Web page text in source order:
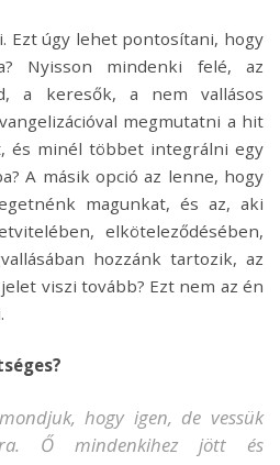
Ezt úgy lehet pontosítani, hogy
Nyisson mindenki felé, az
a keresők, a nem vallásos
megmutatni a hit
és minél többet integrálni egy
A másik opció az lenne, hogy
magunkat, és az, aki
elköteleződésében,
hozzánk tartozik, az
viszi tovább? Ezt nem az én
hogy igen, de vessük
Ő mindenkihez jött és